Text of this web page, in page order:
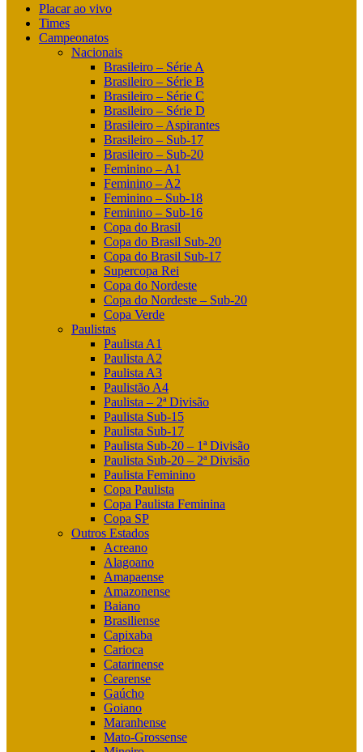
Placar ao vivo
Times
Campeonatos
Nacionais
Brasileiro – Série A
Brasileiro – Série B
Brasileiro – Série C
Brasileiro – Série D
Brasileiro – Aspirantes
Brasileiro – Sub-17
Brasileiro – Sub-20
Feminino – A1
Feminino – A2
Feminino – Sub-18
Feminino – Sub-16
Copa do Brasil
Copa do Brasil Sub-20
Copa do Brasil Sub-17
Supercopa Rei
Copa do Nordeste
Copa do Nordeste – Sub-20
Copa Verde
Paulistas
Paulista A1
Paulista A2
Paulista A3
Paulistão A4
Paulista – 2ª Divisão
Paulista Sub-15
Paulista Sub-17
Paulista Sub-20 – 1ª Divisão
Paulista Sub-20 – 2ª Divisão
Paulista Feminino
Copa Paulista
Copa Paulista Feminina
Copa SP
Outros Estados
Acreano
Alagoano
Amapaense
Amazonense
Baiano
Brasiliense
Capixaba
Carioca
Catarinense
Cearense
Gaúcho
Goiano
Maranhense
Mato-Grossense